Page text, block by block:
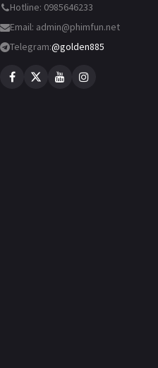
Hotline: 0985646233
Email: admin@phimfun.net
Telegram:@golden885